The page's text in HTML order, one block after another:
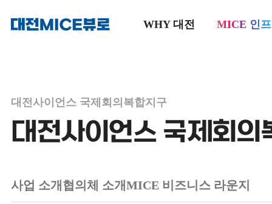
메인으로
WHY 대전 MICE 인
대전사이언스 국제회의복합지구
대전사이언스 국제회의
사업 소개 협의체 소개MICE 비즈니스 라운지